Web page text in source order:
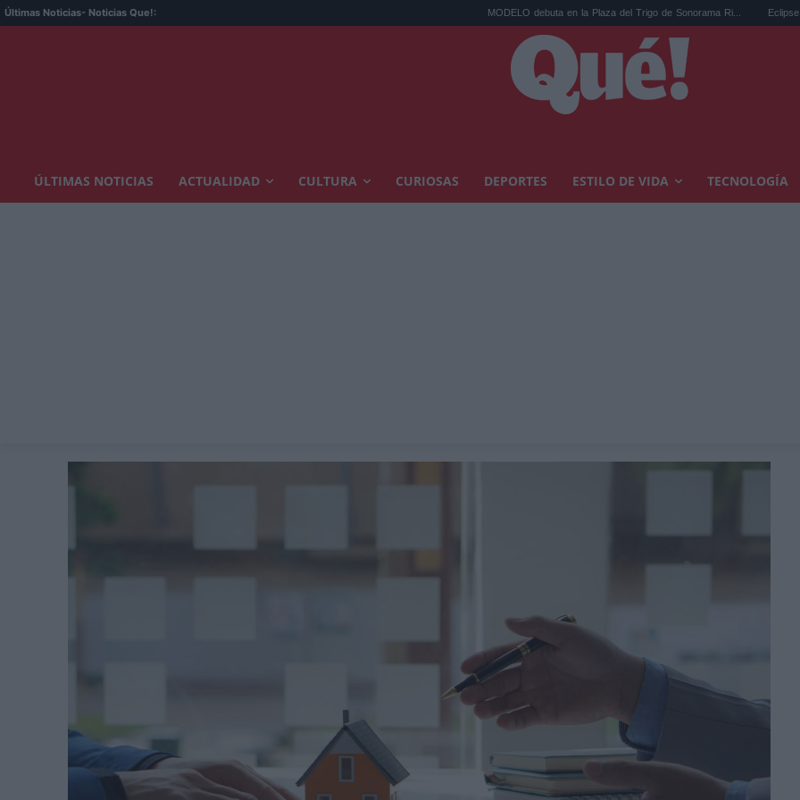
Últimas Noticias- Noticias Que!: MODELO debuta en la Plaza del Trigo de Sonorama Ri... Eclipse solar en
ÚLTIMAS NOTICIAS ACTUALIDAD CULTURA CURIOSAS DEPORTES ESTILO DE VIDA TECNOLOGÍA